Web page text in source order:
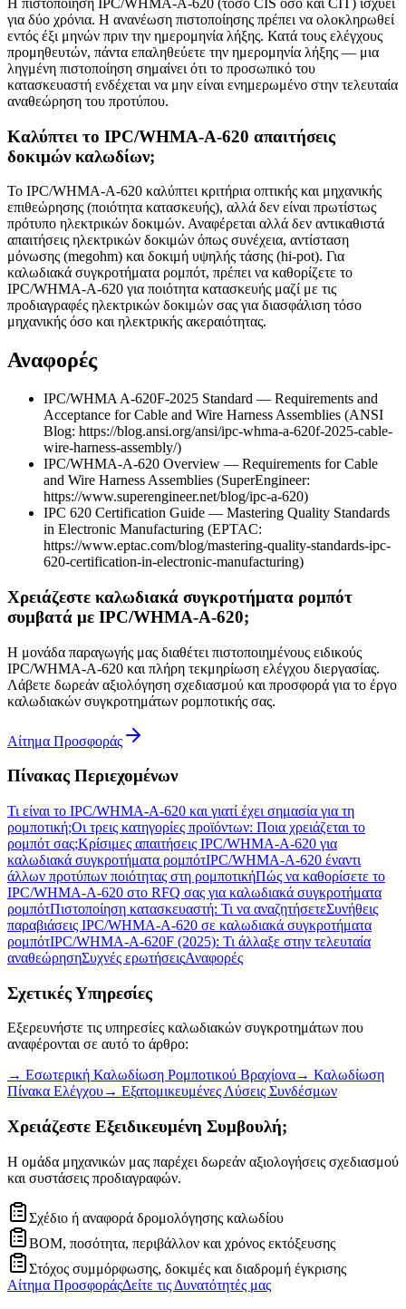
Η πιστοποίηση IPC/WHMA-A-620 (τόσο CIS όσο και CIT) ισχύει
για δύο χρόνια. Η ανανέωση πιστοποίησης πρέπει να ολοκληρωθεί
εντός έξι μηνών πριν την ημερομηνία λήξης. Κατά τους ελέγχους
προμηθευτών, πάντα επαληθεύετε την ημερομηνία λήξης — μια
ληγμένη πιστοποίηση σημαίνει ότι το προσωπικό του
κατασκευαστή ενδέχεται να μην είναι ενημερωμένο στην τελευταία
αναθεώρηση του προτύπου.
Καλύπτει το IPC/WHMA-A-620 απαιτήσεις
δοκιμών καλωδίων;
Το IPC/WHMA-A-620 καλύπτει κριτήρια οπτικής και μηχανικής
επιθεώρησης (ποιότητα κατασκευής), αλλά δεν είναι πρωτίστως
πρότυπο ηλεκτρικών δοκιμών. Αναφέρεται αλλά δεν αντικαθιστά
απαιτήσεις ηλεκτρικών δοκιμών όπως συνέχεια, αντίσταση
μόνωσης (megohm) και δοκιμή υψηλής τάσης (hi-pot). Για
καλωδιακά συγκροτήματα ρομπότ, πρέπει να καθορίζετε το
IPC/WHMA-A-620 για ποιότητα κατασκευής μαζί με τις
προδιαγραφές ηλεκτρικών δοκιμών σας για διασφάλιση τόσο
μηχανικής όσο και ηλεκτρικής ακεραιότητας.
Αναφορές
IPC/WHMA A-620F-2025 Standard — Requirements and
Acceptance for Cable and Wire Harness Assemblies (ANSI
Blog: https://blog.ansi.org/ansi/ipc-whma-a-620f-2025-cable-
wire-harness-assembly/)
IPC/WHMA-A-620 Overview — Requirements for Cable
and Wire Harness Assemblies (SuperEngineer:
https://www.superengineer.net/blog/ipc-a-620)
IPC 620 Certification Guide — Mastering Quality Standards
in Electronic Manufacturing (EPTAC:
https://www.eptac.com/blog/mastering-quality-standards-ipc-
620-certification-in-electronic-manufacturing)
Χρειάζεστε καλωδιακά συγκροτήματα ρομπότ
συμβατά με IPC/WHMA-A-620;
Η μονάδα παραγωγής μας διαθέτει πιστοποιημένους ειδικούς
IPC/WHMA-A-620 και πλήρη τεκμηρίωση ελέγχου διεργασίας.
Λάβετε δωρεάν αξιολόγηση σχεδιασμού και προσφορά για το έργο
καλωδιακών συγκροτημάτων ρομποτικής σας.
Αίτημα Προσφοράς
Πίνακας Περιεχομένων
Τι είναι το IPC/WHMA-A-620 και γιατί έχει σημασία για τη
ρομποτική;Οι τρεις κατηγορίες προϊόντων: Ποια χρειάζεται το
ρομπότ σας;Κρίσιμες απαιτήσεις IPC/WHMA-A-620 για
καλωδιακά συγκροτήματα ρομπότIPC/WHMA-A-620 έναντι
άλλων προτύπων ποιότητας στη ρομποτικήΠώς να καθορίσετε το
IPC/WHMA-A-620 στο RFQ σας για καλωδιακά συγκροτήματα
ρομπότΠιστοποίηση κατασκευαστή: Τι να αναζητήσετεΣυνήθεις
παραβιάσεις IPC/WHMA-A-620 σε καλωδιακά συγκροτήματα
ρομπότIPC/WHMA-A-620F (2025): Τι άλλαξε στην τελευταία
αναθεώρησηΣυχνές ερωτήσειςΑναφορές
Σχετικές Υπηρεσίες
Εξερευνήστε τις υπηρεσίες καλωδιακών συγκροτημάτων που
αναφέρονται σε αυτό το άρθρο:
→ Εσωτερική Καλωδίωση Ρομποτικού Βραχίονα→ Καλωδίωση
Πίνακα Ελέγχου→ Εξατομικευμένες Λύσεις Συνδέσμων
Χρειάζεστε Εξειδικευμένη Συμβουλή;
Η ομάδα μηχανικών μας παρέχει δωρεάν αξιολογήσεις σχεδιασμού
και συστάσεις προδιαγραφών.
Σχέδιο ή αναφορά δρομολόγησης καλωδίου
BOM, ποσότητα, περιβάλλον και χρόνος εκτόξευσης
Στόχος συμμόρφωσης, δοκιμές και διαδρομή έγκρισης
Αίτημα ΠροσφοράςΔείτε τις Δυνατότητές μας